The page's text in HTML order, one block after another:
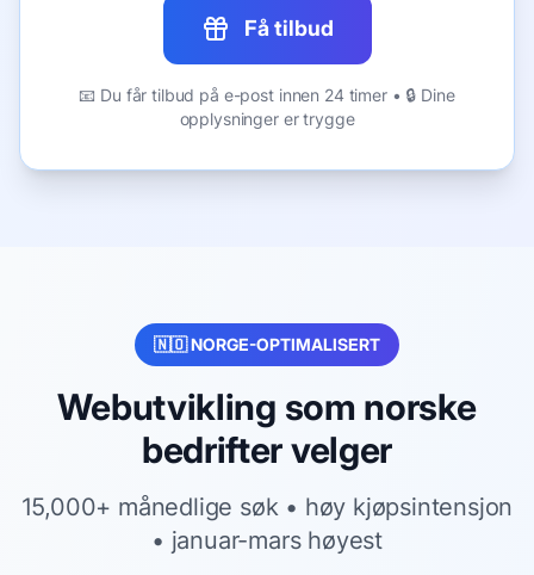
Få tilbud
📧 Du får tilbud på e-post innen 24 timer • 🔒 Dine
opplysninger er trygge
🇳🇴 NORGE-OPTIMALISERT
Webutvikling som norske
bedrifter velger
15,000+ månedlige søk • høy kjøpsintensjon
• januar-mars høyest